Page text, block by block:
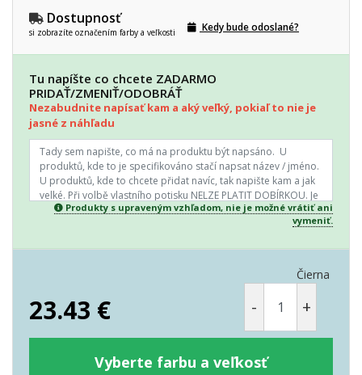
Dostupnosť
si zobrazíte označením farby a veľkosti Kedy bude odoslané?
Tu napíšte co chcete ZADARMO
PRIDAŤ/ZMENIŤ/ODOBRÁŤ
Nezabudnite napísať kam a aký veľký, pokiaľ to nie je
jasné z náhľadu
Produkty s upraveným vzhľadom, nie je možné vrátiť ani
vymeniť.
Čierna
23.43 € - +
Vyberte farbu a veľkosť